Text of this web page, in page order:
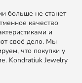
больше не станет
качество
и
своё дело. Мы
что покупки у
Kondratiuk Jewelry